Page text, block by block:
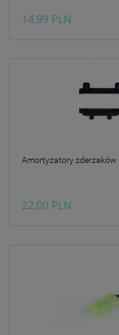
14,99 PLN
Amortyzatory zderzaków
22,00 PLN
Wszelkie
od